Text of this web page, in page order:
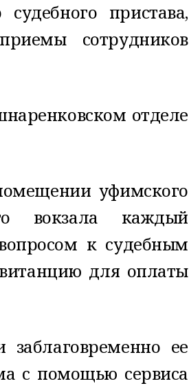
пристава,
сотрудников
отделе
уфимского
вокзала каждый
к судебным
для оплаты
ее
с помощью сервиса